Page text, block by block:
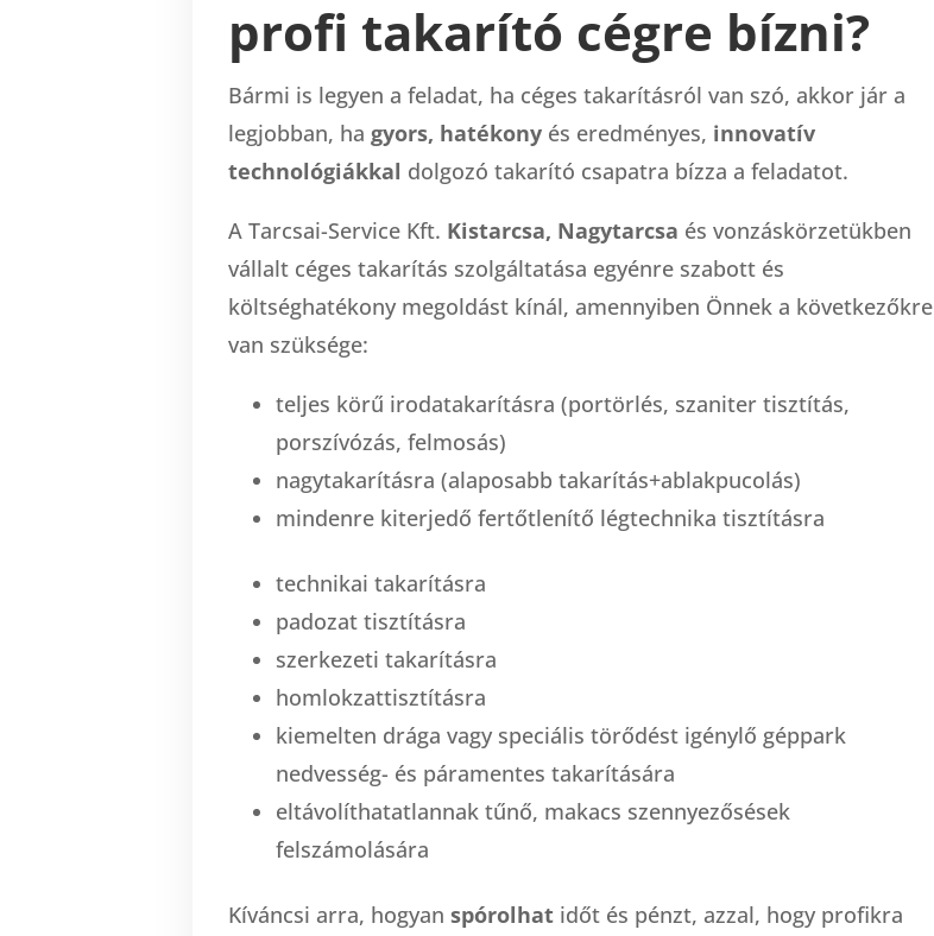
profi takarító cégre bízni?
Bármi is legyen a feladat, ha céges takarításról van szó, akkor jár a
legjobban, ha gyors, hatékony és eredményes, innovatív
technológiákkal dolgozó takarító csapatra bízza a feladatot.
A Tarcsai-Service Kft. Kistarcsa, Nagytarcsa és vonzáskörzetükben
vállalt céges takarítás szolgáltatása egyénre szabott és
költséghatékony megoldást kínál, amennyiben Önnek a következőkre
van szüksége:
teljes körű irodatakarításra (portörlés, szaniter tisztítás,
porszívózás, felmosás)
nagytakarításra (alaposabb takarítás+ablakpucolás)
mindenre kiterjedő fertőtlenítő légtechnika tisztításra
technikai takarításra
padozat tisztításra
szerkezeti takarításra
homlokzattisztításra
kiemelten drága vagy speciális törődést igénylő géppark
nedvesség- és páramentes takarítására
eltávolíthatatlannak tűnő, makacs szennyezősések
felszámolására
Kíváncsi arra, hogyan spórolhat időt és pénzt, azzal, hogy profikra